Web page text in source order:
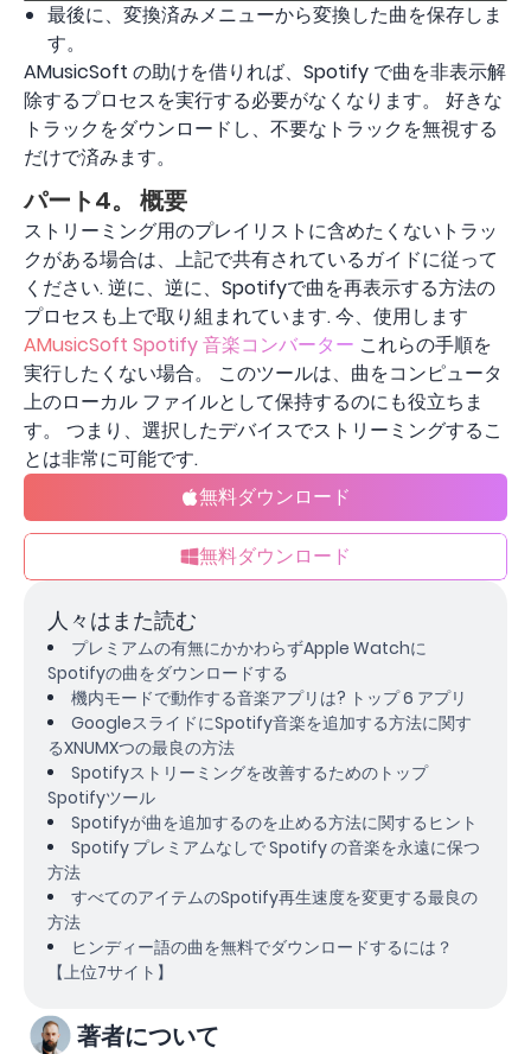
最後に、変換済みメニューから変換した曲を保存しま
す。
AMusicSoft の助けを借りれば、Spotify で曲を非表示解
除するプロセスを実行する必要がなくなります。 好きな
トラックをダウンロードし、不要なトラックを無視する
だけで済みます。
パート4。 概要
ストリーミング用のプレイリストに含めたくないトラッ
クがある場合は、上記で共有されているガイドに従って
ください. 逆に、逆に、Spotifyで曲を再表示する方法の
プロセスも上で取り組まれています. 今、使用します
AMusicSoft Spotify 音楽コンバーター これらの手順を
実行したくない場合。 このツールは、曲をコンピュータ
上のローカル ファイルとして保持するのにも役立ちま
す。 つまり、選択したデバイスでストリーミングするこ
とは非常に可能です.
無料ダウンロード
無料ダウンロード
人々はまた読む
プレミアムの有無にかかわらずApple Watchに
Spotifyの曲をダウンロードする
機内モードで動作する音楽アプリは? トップ 6 アプリ
GoogleスライドにSpotify音楽を追加する方法に関す
るXNUMXつの最良の方法
Spotifyストリーミングを改善するためのトップ
Spotifyツール
Spotifyが曲を追加するのを止める方法に関するヒント
Spotify プレミアムなしで Spotify の音楽を永遠に保つ
方法
すべてのアイテムのSpotify再生速度を変更する最良の
方法
ヒンディー語の曲を無料でダウンロードするには？
【上位7サイト】
著者について